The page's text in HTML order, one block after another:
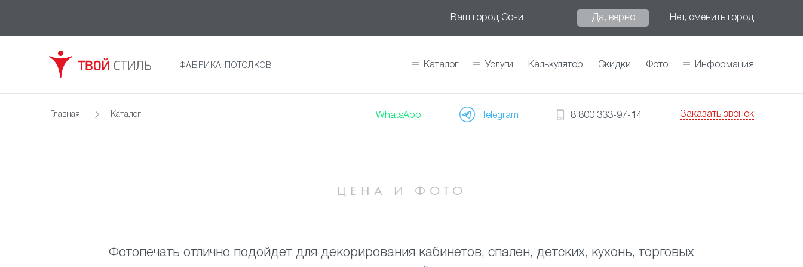
Ваш город Сочи Да, верно Нет, сменить город
ФАБРИКА ПОТОЛКОВ Каталог Услуги Калькулятор Скидки Фото Информация
Главная Каталог WhatsApp Telegram 8 800 333-97-14 Заказать звонок
ЦЕНА И ФОТО
Фотопечать отлично подойдет для декорирования кабинетов, спален, детских, кухонь, торговых